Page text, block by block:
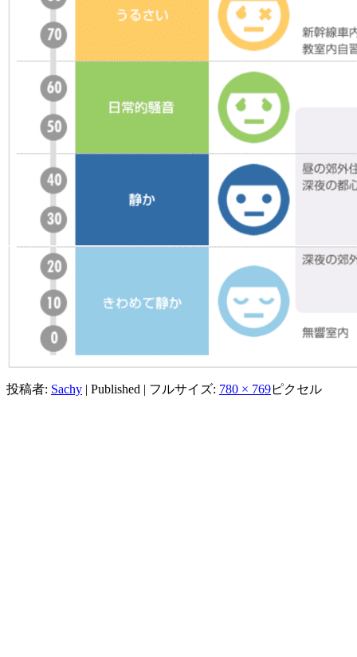
投稿者: Sachy | Published | フルサイズ: 780 × 769ピクセル